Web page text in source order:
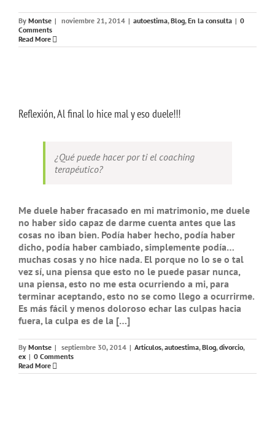
By Montse | noviembre 21, 2014 | autoestima,Blog,En la consulta | 0
Comments
Read More
Reflexión, Al final lo hice mal y eso duele!!!
¿Qué puede hacer por ti el coaching
terapéutico?
Me duele haber fracasado en mi matrimonio, me duele
no haber sido capaz de darme cuenta antes que las
cosas no iban bien. Podía haber hecho, podía haber
dicho, podía haber cambiado, simplemente podía…
muchas cosas y no hice nada. El porque no lo se o tal
vez sí, una piensa que esto no le puede pasar nunca,
una piensa, esto no me esta ocurriendo a mi, para
terminar aceptando, esto no se como llego a ocurrirme.
Es más fácil y menos doloroso echar las culpas hacia
fuera, la culpa es de la […]
By Montse | septiembre 30, 2014 | Artículos,autoestima,Blog,divorcio,
ex | 0 Comments
Read More